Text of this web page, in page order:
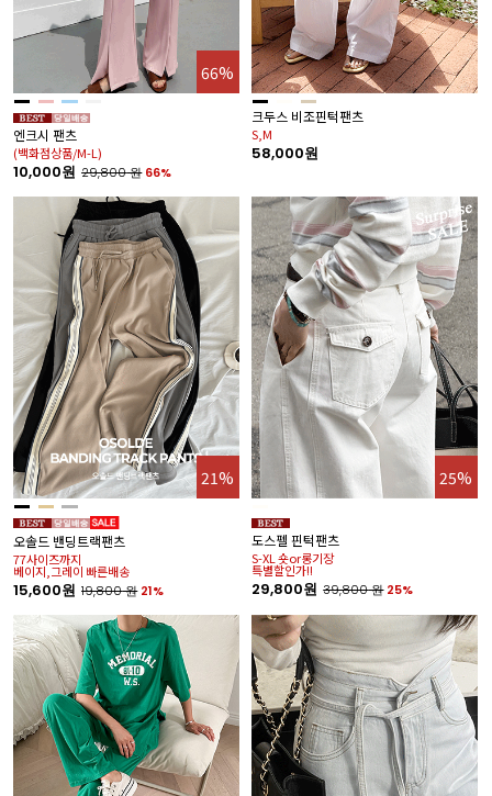
66%
엔크시 팬츠
(백화점상품/M-L)
10,000원 29,800원 66%
크두스 비조핀턱팬츠
S,M
58,000원
21%
오솔드 밴딩트랙팬츠
77사이즈까지
베이지,그레이 빠른배송
15,600원 19,800원 21%
25%
도스펠 핀턱팬츠
S-XL 숏or롱기장
특별할인가!!
29,800원 39,800원 25%